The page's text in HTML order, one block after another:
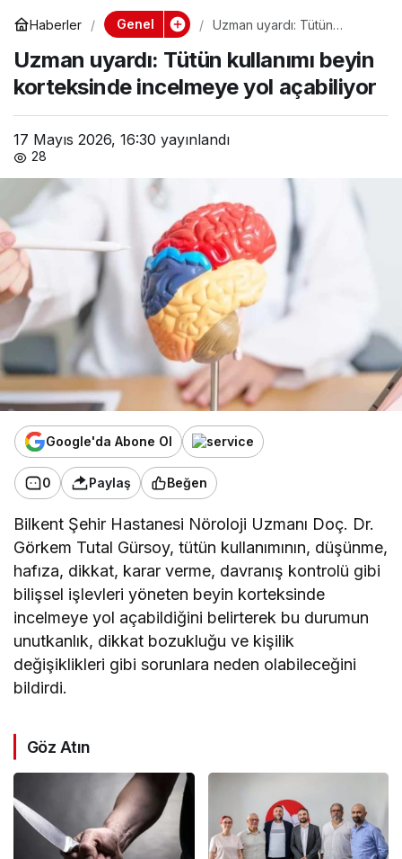
Haberler Genel
Uzman uyardı: Tütün
incelmeye yol açabiliyor
Uzman uyardı: Tütün kullanımı beyin
korteksinde incelmeye yol açabiliyor
17 Mayıs 2026, 16:30 yayınlandı
28
Google'da Abone Ol
0 Paylaş Beğen
Bilkent Şehir Hastanesi Nöroloji Uzmanı Doç. Dr.
Görkem Tutal Gürsoy, tütün kullanımının, düşünme,
hafıza, dikkat, karar verme, davranış kontrolü gibi
bilişsel işlevleri yöneten beyin korteksinde
incelmeye yol açabildiğini belirterek bu durumun
unutkanlık, dikkat bozukluğu ve kişilik
değişiklikleri gibi sorunlara neden olabileceğini
bildirdi.
Göz Atın